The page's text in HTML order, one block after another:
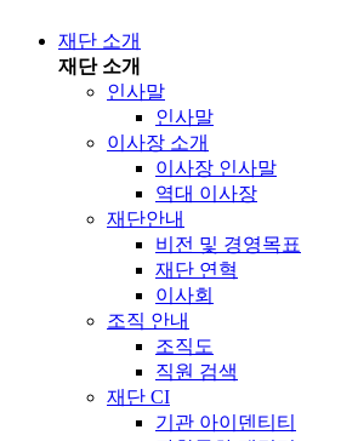
재단 소개
재단 소개
인사말
인사말
이사장 소개
이사장 인사말
역대 이사장
재단안내
비전 및 경영목표
재단 연혁
이사회
조직 안내
조직도
직원 검색
재단 CI
기관 아이덴티티